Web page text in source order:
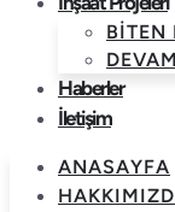
BITEN
Haberler
İletişim
ANASAYFA